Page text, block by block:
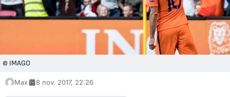
© IMAGO
Max 8 nov. 2017, 22:26